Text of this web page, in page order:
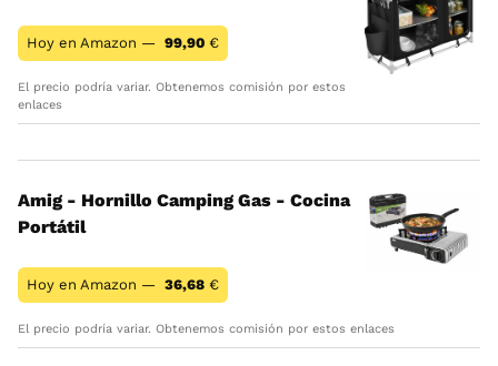
Hoy en Amazon — 99,90 €
El precio podría variar. Obtenemos comisión por estos
enlaces
Amig - Hornillo Camping Gas - Cocina
Portátil
Hoy en Amazon — 36,68 €
El precio podría variar. Obtenemos comisión por estos enlaces